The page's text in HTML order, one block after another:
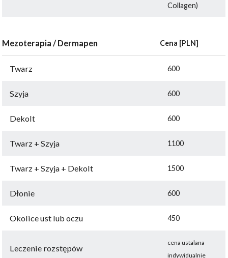
Collagen)
Mezoterapia / Dermapen Cena [PLN]
Twarz 600
Szyja 600
Dekolt 600
Twarz + Szyja 1100
Twarz + Szyja + Dekolt 1500
Dłonie 600
Okolice ust lub oczu 450
Leczenie rozstępów
cena ustalana
indywidualnie